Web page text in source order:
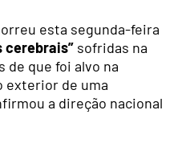
esta segunda-feira
cerebrais” sofridas na
de que foi alvo na
exterior de uma
a direção nacional